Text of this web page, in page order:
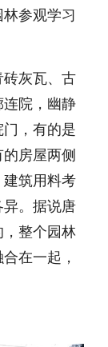
参观学习
灰瓦、古
院，幽静
，有的是
房屋两侧
筑用料考
。据说唐
整个园林
在一起，